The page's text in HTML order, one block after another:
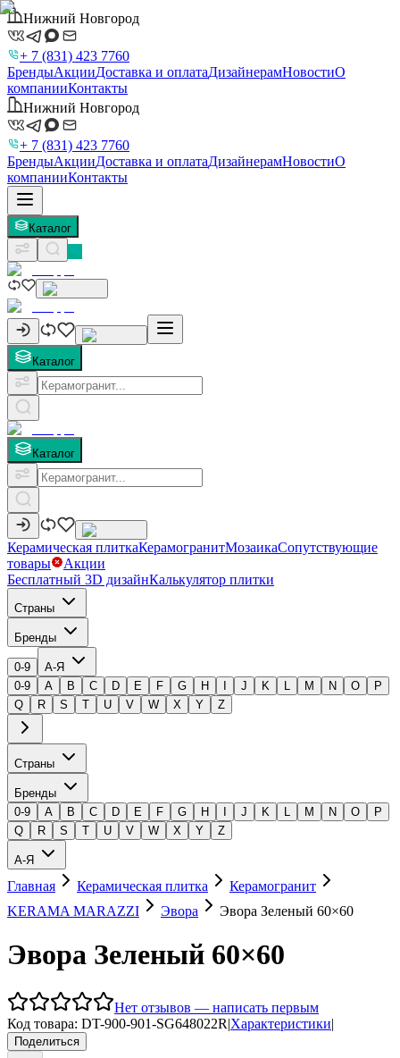
Нижний Новгород
+ 7 (831) 423 7760
БрендыАкцииДоставка и оплатаДизайнерамНовостиО
компанииКонтакты
Нижний Новгород
+ 7 (831) 423 7760
БрендыАкцииДоставка и оплатаДизайнерамНовостиО
компанииКонтакты
Каталог
Каталог
Каталог
Керамическая плиткаКерамогранитМозаикаСопутствующие
товары
Акции
Бесплатный 3D дизайнКалькулятор плитки
Страны
Бренды
0-9
А-Я
0-9
A B C D E F G H J K L M N O
P
Q
R S T U V W X Y Z
Страны
Бренды
0-9
A B C D E F G H J K L M N O
P
Q
R S T U V W X Y Z
А-Я
Главная Керамическая плитка
Керамогранит
KERAMA MARAZZI
Эвора Эвора Зеленый 60×60
Эвора Зеленый 60×60
Нет отзывов — написать первым
Код товара: DT-900-901-SG648022R|Характеристики|
Поделиться